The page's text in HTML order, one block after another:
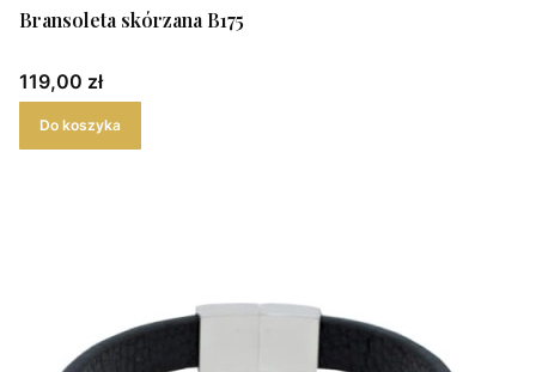
Bransoleta skórzana B175
Cena
119,00 zł
Do koszyka